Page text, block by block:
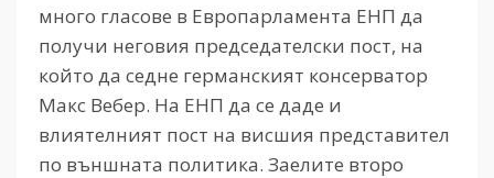
много гласове в Европарламента ЕНП да
получи неговия председателски пост, на
който да седне германският консерватор
Макс Вебер. На ЕНП да се даде и
влиятелният пост на висшия представител
по външната политика. Заелите второ